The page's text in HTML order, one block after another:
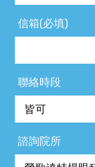
信箱(必填)
聯絡時段
諮詢院所